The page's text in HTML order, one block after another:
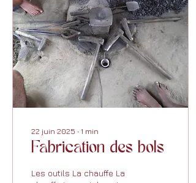
22 juin 2025 ∙ 1 min
Fabrication des bols
Les outils La chauffe La